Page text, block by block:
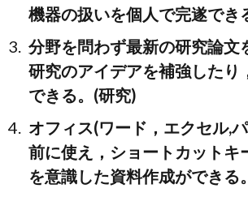
機器の扱いを個人で完遂でき
分野を問わず最新の研究論文
研究のアイデアを補強したり
できる。(研究)
オフィス(ワード，エクセル,
前に使え，ショートカットキ
を意識した資料作成ができる